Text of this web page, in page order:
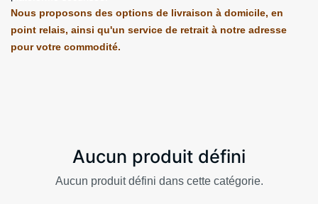
Nous proposons des options de livraison à domicile, en
point relais, ainsi qu'un service de retrait à notre adresse
pour votre commodité.
Aucun produit défini
Aucun produit défini dans cette catégorie.